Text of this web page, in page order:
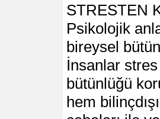
STRESTEN
Psikolojik
bireysel
İnsanlar
bütünlüğü
hem